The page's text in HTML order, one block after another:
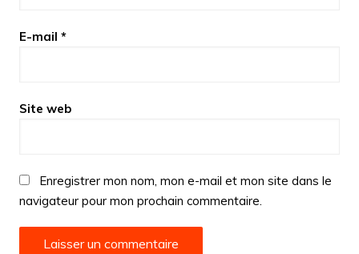
E-mail *
Site web
Enregistrer mon nom, mon e-mail et mon site dans le
navigateur pour mon prochain commentaire.